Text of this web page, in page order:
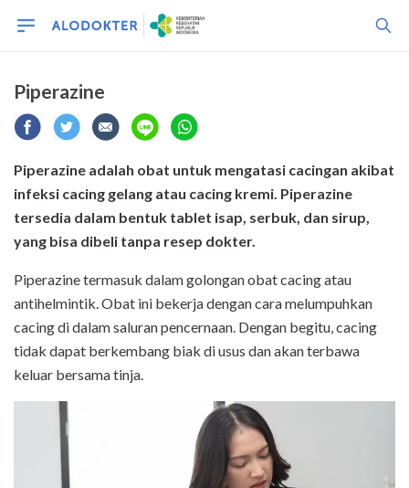
Piperazine
Piperazine adalah obat untuk mengatasi cacingan akibat
infeksi cacing gelang atau cacing kremi. Piperazine
tersedia dalam bentuk tablet isap, serbuk, dan sirup,
yang bisa dibeli tanpa resep dokter.
Piperazine termasuk dalam golongan obat cacing atau
antihelmintik. Obat ini bekerja dengan cara melumpuhkan
cacing di dalam saluran pencernaan. Dengan begitu, cacing
tidak dapat berkembang biak di usus dan akan terbawa
keluar bersama tinja.